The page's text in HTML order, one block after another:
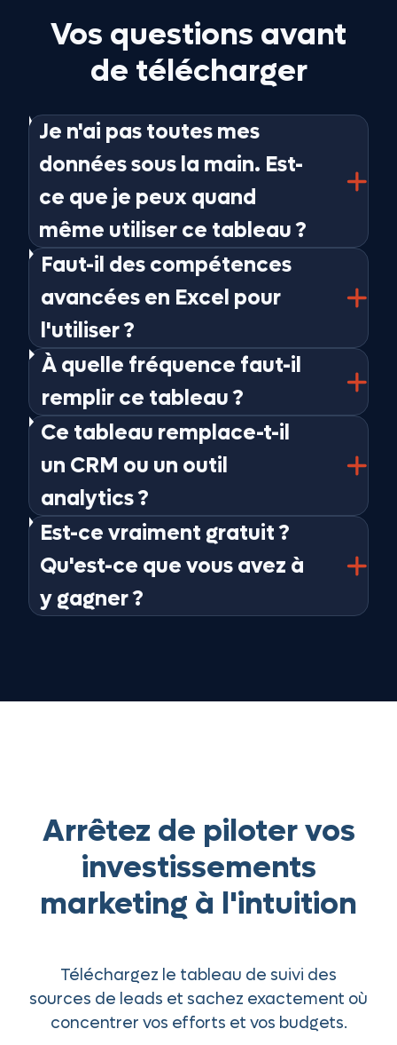
Vos questions avant
de télécharger
Je n'ai pas toutes mes
données sous la main. Est-
ce que je peux quand
même utiliser ce tableau ?
Faut-il des compétences
avancées en Excel pour
l'utiliser ?
À quelle fréquence faut-il
remplir ce tableau ?
Ce tableau remplace-t-il
un CRM ou un outil
analytics ?
Est-ce vraiment gratuit ?
Qu'est-ce que vous avez à
y gagner ?
Arrêtez de piloter vos
investissements
marketing à l'intuition
Téléchargez le tableau de suivi des
sources de leads et sachez exactement où
concentrer vos efforts et vos budgets.